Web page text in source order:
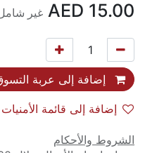
15.00 غير
إضافة إلى عربة
إضافة إلى قائمة الأمنيات
الشروط والأحكام